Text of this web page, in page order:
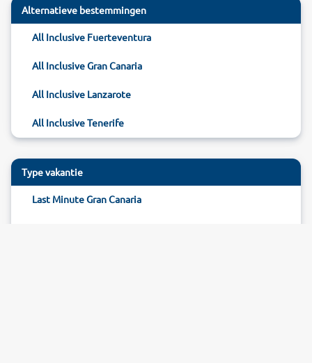
Alternatieve bestemmingen
All Inclusive Fuerteventura
All Inclusive Gran Canaria
All Inclusive Lanzarote
All Inclusive Tenerife
Type vakantie
Last Minute Gran Canaria